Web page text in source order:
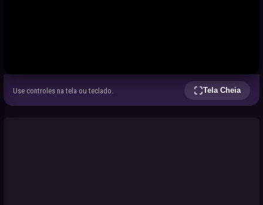
Use controles na tela ou teclado. Tela Cheia